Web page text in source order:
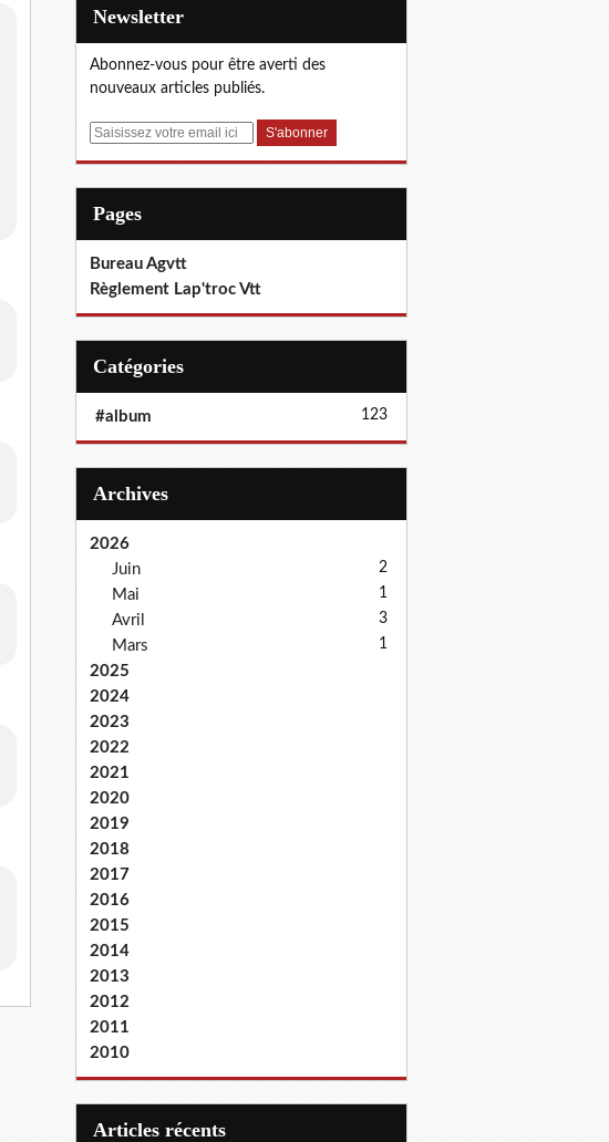
Newsletter
Abonnez-vous pour être averti des
nouveaux articles publiés.
E
Pages
Bureau Agvtt
Règlement Lap'troc Vtt
Catégories
#album 123
Archives
2026
Juin
2
Mai 1
Avril 3
Mars 1
2025
2024
2023
2022
2021
2020
2019
2018
2017
2016
2015
2014
2013
2012
2011
2010
articles récents